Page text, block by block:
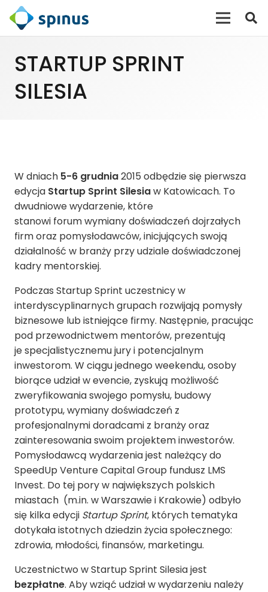
STARTUP SPRINT
SILESIA
W dniach 5-6 grudnia2015 odbędzie się pierwsza
edycja Startup Sprint Silesiaw Katowicach. To
dwudniowe wydarzenie, które
stanowi forum wymiany doświadczeń dojrzałych
firm oraz pomysłodawców, inicjujących swoją
działalność w branży przy udziale doświadczonej
kadry mentorskiej.
Podczas Startup Sprint uczestnicy w
interdyscyplinarnych grupach rozwijają pomysły
biznesowe lub istniejące firmy. Następnie, pracując
pod przewodnictwem mentorów, prezentują
je specjalistycznemu jury i potencjalnym
inwestorom. W ciągu jednego weekendu, osoby
biorące udział w evencie, zyskują możliwość
zweryfikowania swojego pomysłu, budowy
prototypu, wymiany doświadczeń z
profesjonalnymi doradcami z branży oraz
zainteresowania swoim projektem inwestorów.
Pomysłodawcą wydarzenia jest należący do
SpeedUp Venture Capital Group fundusz LMS
Invest. Do tej pory w największych polskich
miastach (m.in. w Warszawie i Krakowie) odbyło
się kilka edycji Startup Sprint, których tematyka
dotykała istotnych dziedzin życia społecznego:
zdrowia, młodości, finansów, marketingu.
Uczestnictwo w Startup Sprint Silesia jest
bezpłatne. Aby wziąć udział w wydarzeniu należy